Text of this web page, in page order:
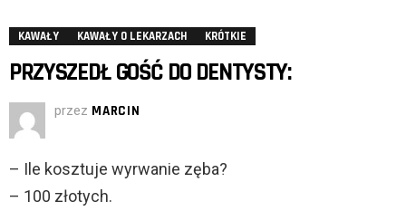
KAWAŁY KAWAŁY O LEKARZACH KRÓTKIE
PRZYSZEDŁ GOŚĆ DO DENTYSTY:
przez MARCIN
– Ile kosztuje wyrwanie zęba?
– 100 złotych.